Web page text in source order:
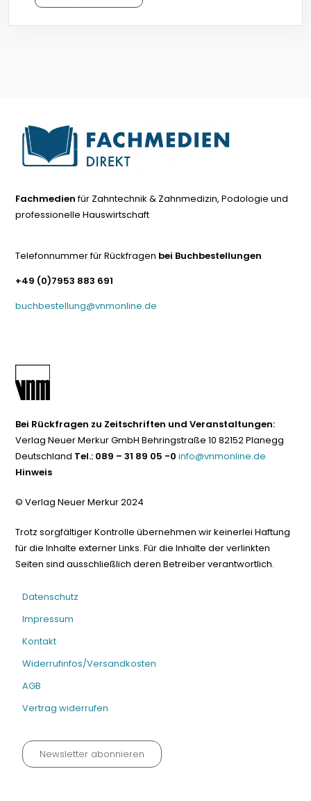
Fachmedienfür Zahntechnik & Zahnmedizin, Podologie und
professionelle Hauswirtschaft
Telefonnummer für Rückfragen bei Buchbestellungen
+49 (0)7953 883 691
buchbestellung@vnmonline.de
Bei Rückfragen zu Zeitschriften und Veranstaltungen:
Verlag Neuer Merkur GmbH Behringstraße 10 82152 Planegg
Deutschland Tel.: 089 – 31 89 05 -0 info@vnmonline.de
Hinweis
© Verlag Neuer Merkur 2024
Trotz sorgfältiger Kontrolle übernehmen wir keinerlei Haftung
für die Inhalte externer Links. Für die Inhalte der verlinkten
Seiten sind ausschließlich deren Betreiber verantwortlich.
Datenschutz
Impressum
Kontakt
Widerrufinfos/Versandkosten
AGB
Vertrag widerrufen
Newsletter abonnieren